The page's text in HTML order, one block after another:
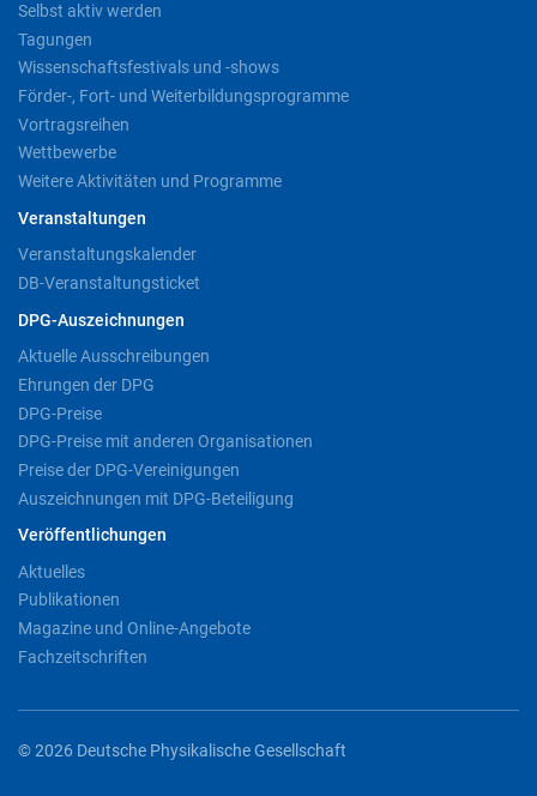
Selbst aktiv werden
Tagungen
Wissenschaftsfestivals und -shows
Förder-, Fort- und Weiterbildungsprogramme
Vortragsreihen
Wettbewerbe
Weitere Aktivitäten und Programme
Veranstaltungen
Veranstaltungskalender
DB-Veranstaltungsticket
DPG-Auszeichnungen
Aktuelle Ausschreibungen
Ehrungen der DPG
DPG-Preise
DPG-Preise mit anderen Organisationen
Preise der DPG-Vereinigungen
Auszeichnungen mit DPG-Beteiligung
Veröffentlichungen
Aktuelles
Publikationen
Magazine und Online-Angebote
Fachzeitschriften
© 2026 Deutsche Physikalische Gesellschaft